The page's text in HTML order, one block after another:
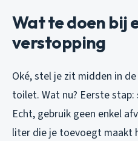
Wat te doen bij
verstopping
Oké, stel je zit midden in
toilet. Wat nu? Eerste
Echt, gebruik geen enkel
liter die je toevoegt maakt